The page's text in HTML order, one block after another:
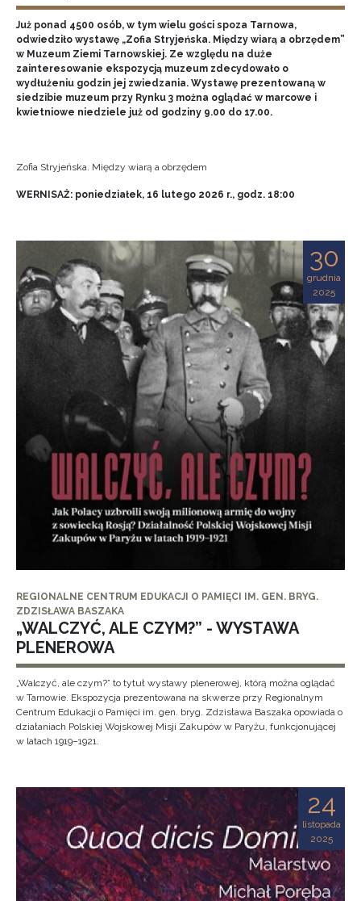
Już ponad 4500 osób, w tym wielu gości spoza Tarnowa,
odwiedziło wystawę „Zofia Stryjeńska. Między wiarą a obrzędem”
w Muzeum Ziemi Tarnowskiej. Ze względu na duże
zainteresowanie ekspozycją muzeum zdecydowało o
wydłużeniu godzin jej zwiedzania. Wystawę prezentowaną w
siedzibie muzeum przy Rynku 3 można oglądać w marcowe i
kwietniowe niedziele już od godziny 9.00 do 17.00.
Zofia Stryjeńska. Między wiarą a obrzędem
WERNISAŻ: poniedziałek, 16 lutego 2026 r., godz. 18:00
30
grudnia
2025
REGIONALNE CENTRUM EDUKACJI O PAMIĘCI IM. GEN. BRYG.
ZDZISŁAWA BASZAKA
„WALCZYĆ, ALE CZYM?” - WYSTAWA
PLENEROWA
„Walczyć, ale czym?” to tytuł wystawy plenerowej, którą można oglądać
w Tarnowie. Ekspozycja prezentowana na skwerze przy Regionalnym
Centrum Edukacji o Pamięci im. gen. bryg. Zdzisława Baszaka opowiada o
działaniach Polskiej Wojskowej Misji Zakupów w Paryżu, funkcjonującej
w latach 1919–1921.
24
listopada
2025